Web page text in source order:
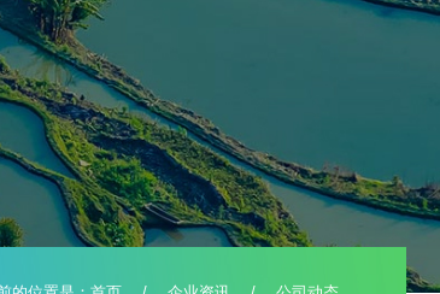
业务范围
全球鹰T2000
飞手培训